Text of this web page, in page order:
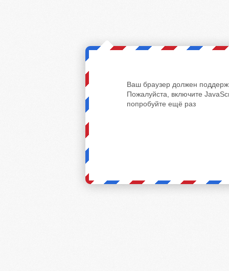
Ваш браузер должен
Пожалуйста, включите
попробуйте ещё раз